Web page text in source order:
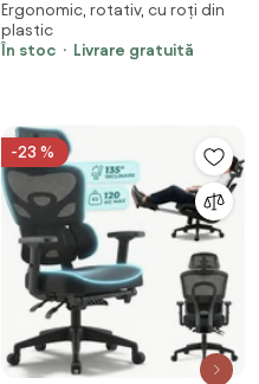
ergonomic, cotiere 6D, suport
lombar dinamic, spătar reglabil
înălțime, tetieră 2D, suport
inclinare/blocare, pivotant,
Mesh, Negru
Ergonomic, rotativ, cu roți din
plastic
În stoc
Livrare gratuită
-23 %